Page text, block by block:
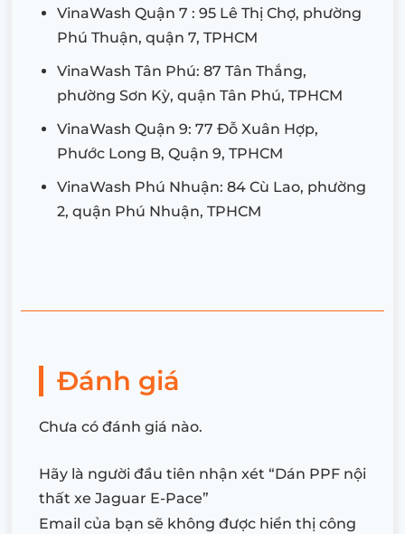
VinaWash Quận 7 : 95 Lê Thị Chợ, phường
Phú Thuận, quận 7, TPHCM
VinaWash Tân Phú: 87 Tân Thắng,
phường Sơn Kỳ, quận Tân Phú, TPHCM
VinaWash Quận 9: 77 Đỗ Xuân Hợp,
Phước Long B, Quận 9, TPHCM
VinaWash Phú Nhuận: 84 Cù Lao, phường
2, quận Phú Nhuận, TPHCM
Đánh giá
Chưa có đánh giá nào.
Hãy là người đầu tiên nhận xét “Dán PPF nội
thất xe Jaguar E-Pace”
Email của bạn sẽ không được hiển thị công